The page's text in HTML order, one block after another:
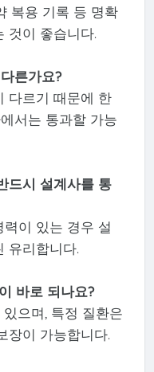
복용 기록 등 명확
것이 좋습니다.
른가요?
다르기 때문에 한
서는 통과할 가능
드시 설계사를 통
이 있는 경우 설
유리합니다.
바로 되나요?
으며, 특정 질환은
장이 가능합니다.